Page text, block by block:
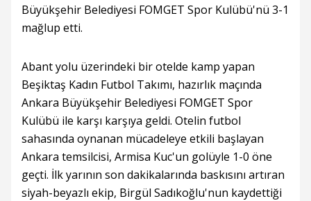
Büyükşehir Belediyesi FOMGET Spor Kulübü'nü 3-1
mağlup etti.
Abant yolu üzerindeki bir otelde kamp yapan
Beşiktaş Kadın Futbol Takımı, hazırlık maçında
Ankara Büyükşehir Belediyesi FOMGET Spor
Kulübü ile karşı karşıya geldi. Otelin futbol
sahasında oynanan mücadeleye etkili başlayan
Ankara temsilcisi, Armisa Kuc'un golüyle 1-0 öne
geçti. İlk yarının son dakikalarında baskısını artıran
siyah-beyazlı ekip, Birgül Sadıkoğlu'nun kaydettiği